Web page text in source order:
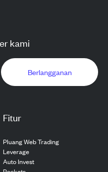
Fitur
Pluang Web Trading
Leverage
Auto Invest
kami
Berlangganan